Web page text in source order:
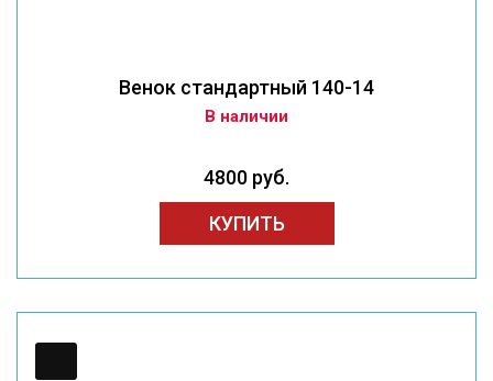
Венок стандартный 140-14
В наличии
4800 руб.
КУПИТЬ